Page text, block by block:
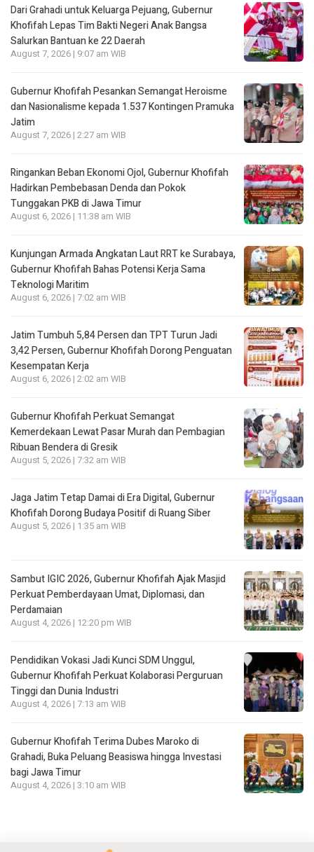
Dari Grahadi untuk Keluarga Pejuang, Gubernur
Khofifah Lepas Tim Bakti Negeri Anak Bangsa
Salurkan Bantuan ke 22 Daerah
August 7, 2026 | 9:07 am WIB
Gubernur Khofifah Pesankan Semangat Heroisme
dan Nasionalisme kepada 1.537 Kontingen Pramuka
Jatim
August 7, 2026 | 2:27 am WIB
Ringankan Beban Ekonomi Ojol, Gubernur Khofifah
Hadirkan Pembebasan Denda dan Pokok
Tunggakan PKB di Jawa Timur
August 6, 2026 | 11:38 am WIB
Kunjungan Armada Angkatan Laut RRT ke Surabaya,
Gubernur Khofifah Bahas Potensi Kerja Sama
Teknologi Maritim
August 6, 2026 | 7:02 am WIB
Jatim Tumbuh 5,84 Persen dan TPT Turun Jadi
3,42 Persen, Gubernur Khofifah Dorong Penguatan
Kesempatan Kerja
August 6, 2026 | 2:02 am WIB
Gubernur Khofifah Perkuat Semangat
Kemerdekaan Lewat Pasar Murah dan Pembagian
Ribuan Bendera di Gresik
August 5, 2026 | 7:32 am WIB
Jaga Jatim Tetap Damai di Era Digital, Gubernur
Khofifah Dorong Budaya Positif di Ruang Siber
August 5, 2026 | 1:35 am WIB
Sambut IGIC 2026, Gubernur Khofifah Ajak Masjid
Perkuat Pemberdayaan Umat, Diplomasi, dan
Perdamaian
August 4, 2026 | 12:20 pm WIB
Pendidikan Vokasi Jadi Kunci SDM Unggul,
Gubernur Khofifah Perkuat Kolaborasi Perguruan
Tinggi dan Dunia Industri
August 4, 2026 | 7:13 am WIB
Gubernur Khofifah Terima Dubes Maroko di
Grahadi, Buka Peluang Beasiswa hingga Investasi
bagi Jawa Timur
August 4, 2026 | 3:10 am WIB